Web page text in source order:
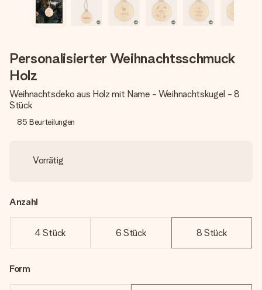
Personalisierter Weihnachtsschmuck
Holz
Weihnachtsdeko aus Holz mit Name - Weihnachtskugel - 8
Stück
85 Beurteilungen
Vorrätig
Anzahl
4 Stück 6 Stück 8 Stück
Form